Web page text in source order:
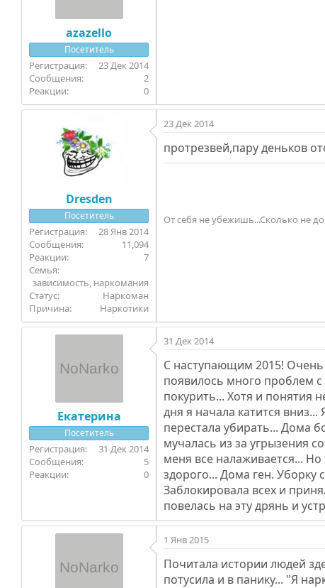
azazello
Посетитель
23 Дек 2014
2
0
Dresden
Посетитель
28 Янв 2014
11,094
7
Семья
зависимость, наркомания
Статус
Наркоман
Причина
Наркотики
23 Дек 2014
протрезвей,пару деньков
От себя не убежишь...Сколько не
Екатерина
Посетитель
31 Дек 2014
5
0
31 Дек 2014
С наступающим 2015! Очень
появилось много проблем с
покурить... Хотя и понятия
дня я начала катится
перестала убирать... Дома
мучалась из за угрызения
меня все налаживается...
здорого... Дома ген. Уборку
Заблокировала всех и
повелась на эту дрянь и
1 Янв 2015
Почитала истории людей
потусила и в панику... "Я